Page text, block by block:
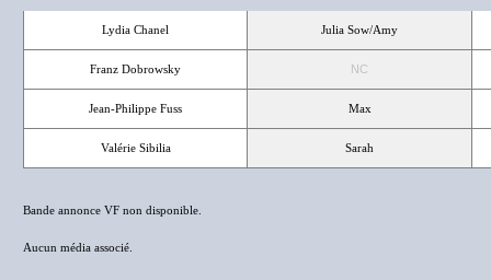
Lydia Chanel Julia Sow/Amy
Franz Dobrowsky NC
Jean-Philippe Fuss Max
Valérie Sibilia Sarah
Bande annonce VF non disponible.
Aucun média associé.